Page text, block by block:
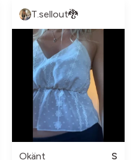
T.sellout🐉
Okänt
S